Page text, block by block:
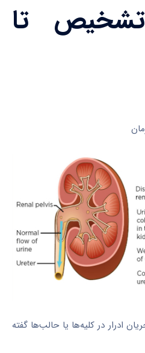
تشخیص تا
ادرار در کلیه‌ها یا حالب‌ها گفته